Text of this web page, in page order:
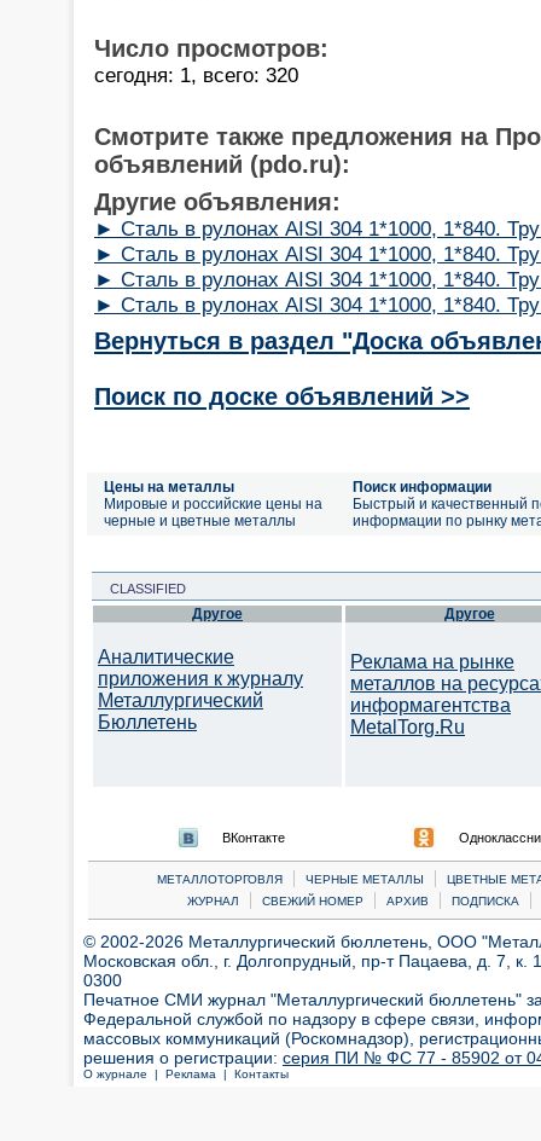
Число просмотров:
сегодня: 1, всего: 320
Смотрите также предложения на
объявлений (pdo.ru):
Другие объявления:
► Сталь в рулонах AISI 304 1*1000, 1*840.
► Сталь в рулонах AISI 304 1*1000, 1*840.
► Сталь в рулонах AISI 304 1*1000, 1*840.
► Сталь в рулонах AISI 304 1*1000, 1*840.
Вернуться в раздел "Доска
Поиск по доске объявлений >>
Цены на металлы
Мировые и российские цены на
черные и цветные металлы
Поиск информации
Быстрый и качественный
информации по рынку
CLASSIFIED
Другое
Аналитические
приложения к журналу
Металлургический
Бюллетень
Другое
Реклама на рынке
металлов на
информагентства
MetalTorg.Ru
ВКонтакте
МЕТАЛЛОТОРГОВЛЯ | ЧЕРНЫЕ МЕТАЛЛЫ |
ЦВЕТНЫЕ
ЖУРНАЛ
| СВЕЖИЙ НОМЕР | АРХИВ | ПОДПИСКА |
© 2002-2026 Металлургический бюллетень, ООО
Московская обл., г. Долгопрудный, пр-т Пацаева, д. 7,
0300
Печатное СМИ журнал "Металлургический бюллетень"
Федеральной службой по надзору в сфере связи,
массовых коммуникаций (Роскомнадзор),
решения о регистрации: серия ПИ № ФС 77 - 85902 от 04
О журнале | Реклама | Контакты